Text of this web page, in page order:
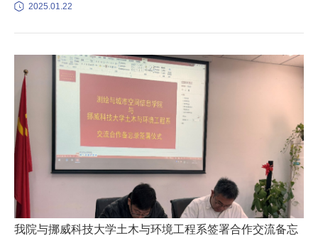
2025.01.22
我院与挪威科技大学土木与环境工程系签署合作交流备忘